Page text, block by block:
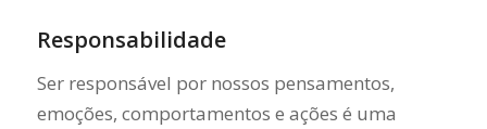
Responsabilidade
Ser responsável por nossos pensamentos,
emoções, comportamentos e ações é uma